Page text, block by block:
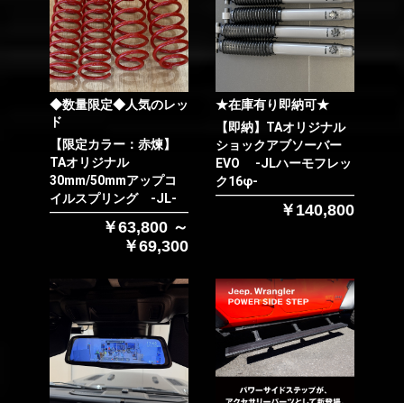
お買い物を続ける カートへ進む
◆数量限定◆人気のレッ
ド
【限定カラー：赤煉】
TAオリジナル
30mm/50mmアップコ
イルスプリング -JL-
￥63,800 ～
￥69,300
★在庫有り即納可★
【即納】TAオリジナル
ショックアブソーバー
EVO -JLハーモフレッ
ク16φ-
￥140,800